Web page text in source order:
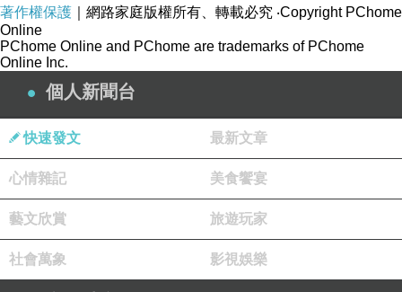
著作權保護 ｜網路家庭版權所有、轉載必究 ‧Copyright PChome
Online
PChome Online and PChome are trademarks of PChome
Online Inc.
個人新聞台
快速發文 最新文章
心情雜記 美食饗宴
藝文欣賞 旅遊玩家
社會萬象 影視娛樂